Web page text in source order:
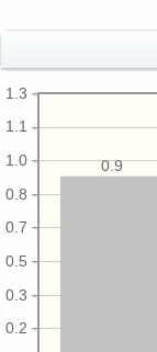
0.2
0.3
0.5
0.7
0.8
1.0
1.1
1.3
0.9